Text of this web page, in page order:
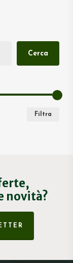
Cerca
Filtra
novità?